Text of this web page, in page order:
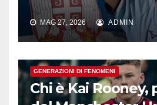
MAG 27, 2026 ADMIN
GENERAZIONI DI FENOMENI
Chi è Kai Rooney,